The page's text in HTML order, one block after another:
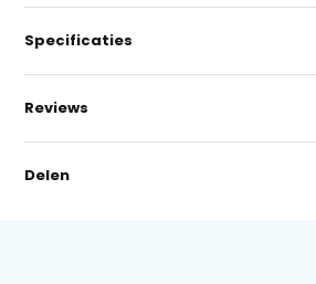
Specificaties
Reviews
Delen